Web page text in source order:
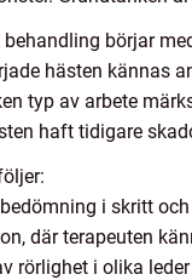
behandling börjar
hästen kännas
typ av arbete
haft tidigare
i skritt
där terapeuten
rörlighet i olika